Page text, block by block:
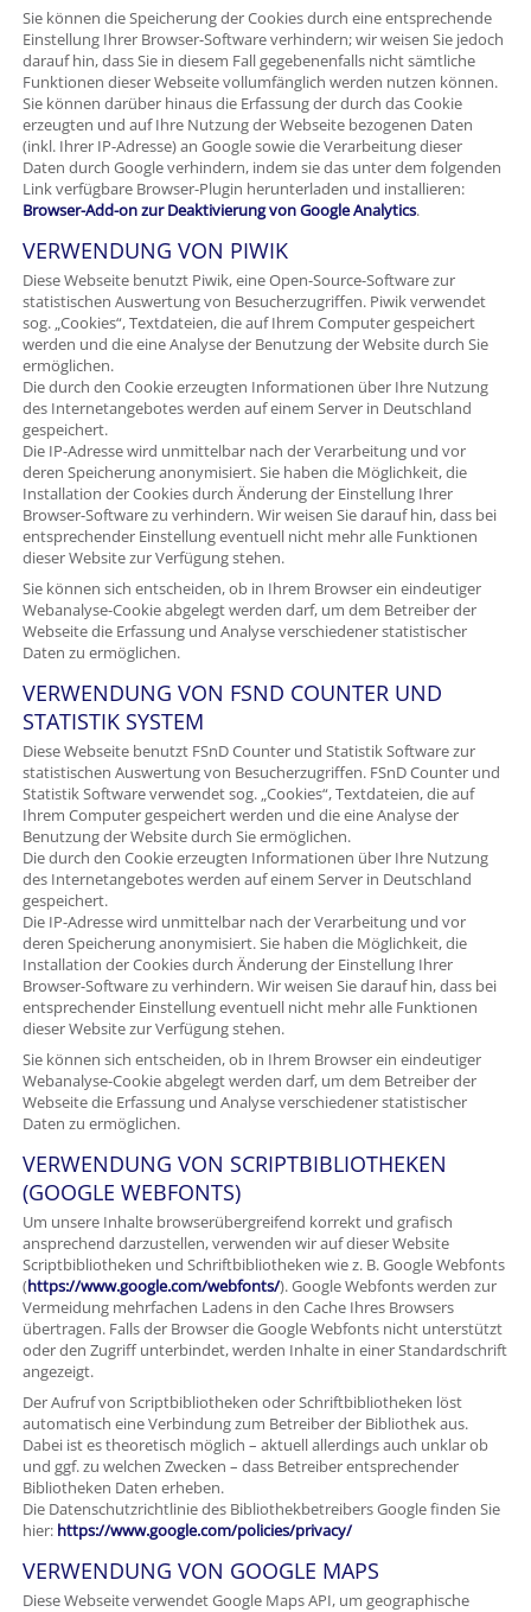
Sie können die Speicherung der Cookies durch eine entsprechende
Einstellung Ihrer Browser-Software verhindern; wir weisen Sie jedoch
darauf hin, dass Sie in diesem Fall gegebenenfalls nicht sämtliche
Funktionen dieser Webseite vollumfänglich werden nutzen können.
Sie können darüber hinaus die Erfassung der durch das Cookie
erzeugten und auf Ihre Nutzung der Webseite bezogenen Daten
(inkl. Ihrer IP-Adresse) an Google sowie die Verarbeitung dieser
Daten durch Google verhindern, indem sie das unter dem folgenden
Link verfügbare Browser-Plugin herunterladen und installieren:
Browser-Add-on zur Deaktivierung von Google Analytics.
VERWENDUNG VON PIWIK
Diese Webseite benutzt Piwik, eine Open-Source-Software zur
statistischen Auswertung von Besucherzugriffen. Piwik verwendet
sog. „Cookies“, Textdateien, die auf Ihrem Computer gespeichert
werden und die eine Analyse der Benutzung der Website durch Sie
ermöglichen.
Die durch den Cookie erzeugten Informationen über Ihre Nutzung
des Internetangebotes werden auf einem Server in Deutschland
gespeichert.
Die IP-Adresse wird unmittelbar nach der Verarbeitung und vor
deren Speicherung anonymisiert. Sie haben die Möglichkeit, die
Installation der Cookies durch Änderung der Einstellung Ihrer
Browser-Software zu verhindern. Wir weisen Sie darauf hin, dass bei
entsprechender Einstellung eventuell nicht mehr alle Funktionen
dieser Website zur Verfügung stehen.
Sie können sich entscheiden, ob in Ihrem Browser ein eindeutiger
Webanalyse-Cookie abgelegt werden darf, um dem Betreiber der
Webseite die Erfassung und Analyse verschiedener statistischer
Daten zu ermöglichen.
VERWENDUNG VON FSND COUNTER UND
STATISTIK SYSTEM
Diese Webseite benutzt FSnD Counter und Statistik Software zur
statistischen Auswertung von Besucherzugriffen. FSnD Counter und
Statistik Software verwendet sog. „Cookies“, Textdateien, die auf
Ihrem Computer gespeichert werden und die eine Analyse der
Benutzung der Website durch Sie ermöglichen.
Die durch den Cookie erzeugten Informationen über Ihre Nutzung
des Internetangebotes werden auf einem Server in Deutschland
gespeichert.
Die IP-Adresse wird unmittelbar nach der Verarbeitung und vor
deren Speicherung anonymisiert. Sie haben die Möglichkeit, die
Installation der Cookies durch Änderung der Einstellung Ihrer
Browser-Software zu verhindern. Wir weisen Sie darauf hin, dass bei
entsprechender Einstellung eventuell nicht mehr alle Funktionen
dieser Website zur Verfügung stehen.
Sie können sich entscheiden, ob in Ihrem Browser ein eindeutiger
Webanalyse-Cookie abgelegt werden darf, um dem Betreiber der
Webseite die Erfassung und Analyse verschiedener statistischer
Daten zu ermöglichen.
VERWENDUNG VON SCRIPTBIBLIOTHEKEN
(GOOGLE WEBFONTS)
Um unsere Inhalte browserübergreifend korrekt und grafisch
ansprechend darzustellen, verwenden wir auf dieser Website
Scriptbibliotheken und Schriftbibliotheken wie z. B. Google Webfonts
(https://www.google.com/webfonts/). Google Webfonts werden zur
Vermeidung mehrfachen Ladens in den Cache Ihres Browsers
übertragen. Falls der Browser die Google Webfonts nicht unterstützt
oder den Zugriff unterbindet, werden Inhalte in einer Standardschrift
angezeigt.
Der Aufruf von Scriptbibliotheken oder Schriftbibliotheken löst
automatisch eine Verbindung zum Betreiber der Bibliothek aus.
Dabei ist es theoretisch möglich – aktuell allerdings auch unklar ob
und ggf. zu welchen Zwecken – dass Betreiber entsprechender
Bibliotheken Daten erheben.
Die Datenschutzrichtlinie des Bibliothekbetreibers Google finden Sie
hier: https://www.google.com/policies/privacy/
VERWENDUNG VON GOOGLE MAPS
Diese Webseite verwendet Google Maps API, um geographische